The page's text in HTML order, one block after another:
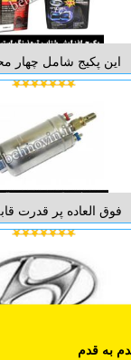
Indigo - Atlas - Hyundai - ...
دراگون: اگر به دنبال
بهترین و قدرت مند
فوق العاده پر قدرت
بیرون باک و درون
بخار شما می توانید
در بیرون از باک
به قدم